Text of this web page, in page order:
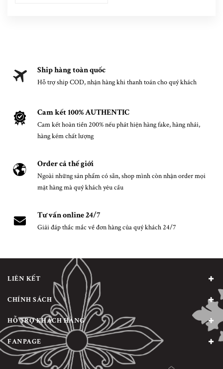
Ship hàng toàn quốc
Hỗ trợ ship COD, nhận hàng khi thanh toán cho quý khách
Cam kết 100% AUTHENTIC
Cam kết hoàn tiền 200% nếu phát hiện hàng fake, hàng nhái,
hàng kém chất lượng
Order cả thế giới
Ngoài những sản phẩm có sẵn, shop mình còn nhận order mọi
mặt hàng mà quý khách yêu cầu
Tư vấn online 24/7
Giải đáp thắc mắc về đơn hàng của quý khách 24/7
LIÊN KẾT
CHÍNH SÁCH
HỖ TRỢ KHÁCH HÀNG
FANPAGE